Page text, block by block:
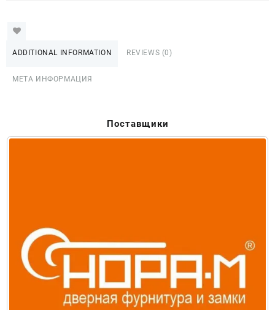
ADDITIONAL INFORMATION REVIEWS (0)
МЕТА ИНФОРМАЦИЯ
Поставщики